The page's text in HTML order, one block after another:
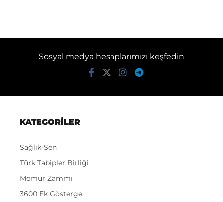
Sosyal medya hesaplarımızı keşfedin
KATEGORİLER
Sağlık-Sen
Türk Tabipler Birliği
Memur Zammı
3600 Ek Gösterge